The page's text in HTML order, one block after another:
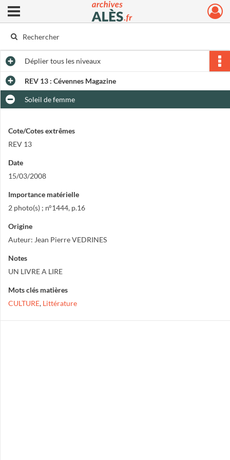
Archives municipales d'Alès
Ouvrir le menu déroulant
Dépliertous les niveaux
REV 13 : Cévennes Magazine
Soleil de femme
Cote/Cotes extrêmes
REV 13
Date
15/03/2008
Importance matérielle
2 photo(s) ; n°1444, p.16
Origine
Auteur: Jean Pierre VEDRINES
Notes
UN LIVRE A LIRE
Mots clés matières
CULTURE, Littérature